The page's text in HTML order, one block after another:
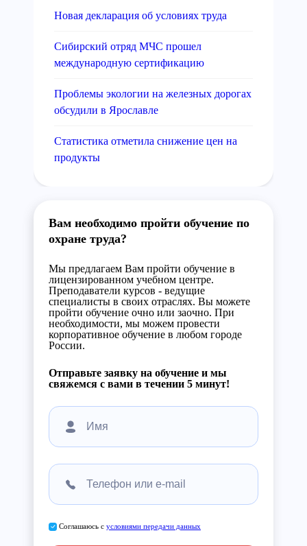
Новая декларация об условиях труда
Сибирский отряд МЧС прошел
международную сертификацию
Проблемы экологии на железных дорогах
обсудили в Ярославле
Статистика отметила снижение цен на
продукты
Вам необходимо пройти обучение по
охране труда?
Мы предлагаем Вам пройти обучение в
лицензированном учебном центре.
Преподаватели курсов - ведущие
специалисты в своих отраслях. Вы можете
пройти обучение очно или заочно. При
необходимости, мы можем провести
корпоративное обучение в любом городе
России.
Отправьте заявку на обучение и мы
свяжемся с вами в течении 5 минут!
Соглашаюсь с условиями передачи данных